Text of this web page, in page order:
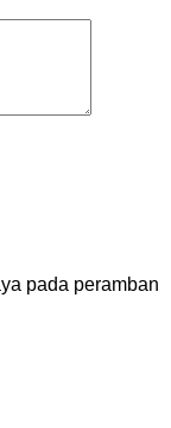
pada peramban